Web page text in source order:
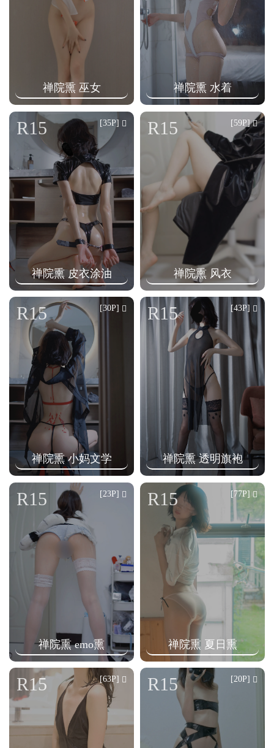
禅院熏 巫女 禅院熏 水着
禅院熏 皮衣涂油
R15 [35P]
禅院熏 风衣
R15 [59P]
禅院熏 小妈文学
R15 [30P]
禅院熏 透明旗袍
R15 [43P]
禅院熏 emo熏
R15 [23P]
禅院熏 夏日熏
R15 [77P]
R15 [63P] R15 [20P]